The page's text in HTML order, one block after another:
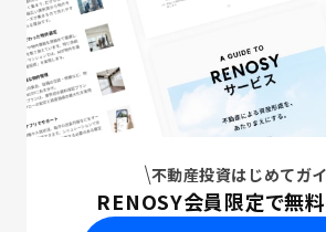
不動産投資はじめてガ
RENOSY会員限定で無料